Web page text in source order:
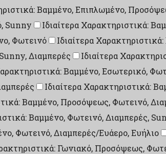
Βαμμένο, Επιπλωμένο,
Sunny
Ιδιαίτερα Χαρακτηριστικά:
Φωτεινό
Ιδιαίτερα
Διαμπερές
Ιδιαίτερα
Βαμμένο, Εσωτερικό,
Ιδιαίτερα Χαρακτηριστικά:
Βαμμένο, Προσόψεως, Φωτεινό,
Βαμμένο, Φωτεινό, Διαμπερές,
Φωτεινό, Διαμπερές/Ευάερο, Ευήλιο
Γωνιακό, Προσόψεως,